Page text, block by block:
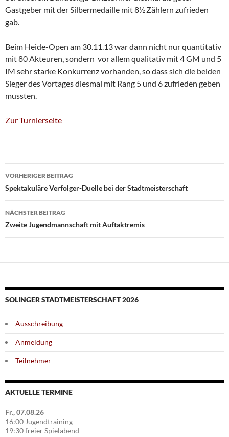
Gastgeber mit der Silbermedaille mit 8½ Zählern zufrieden
gab.
Beim Heide-Open am 30.11.13 war dann nicht nur quantitativ
mit 80 Akteuren, sondern vor allem qualitativ mit 4 GM und 5
IM sehr starke Konkurrenz vorhanden, so dass sich die beiden
Sieger des Vortages diesmal mit Rang 5 und 6 zufrieden geben
mussten.
Zur Turnierseite
Beitragsnavigation
VORHERIGER BEITRAG
Spektakuläre Verfolger-Duelle bei der Stadtmeisterschaft
NÄCHSTER BEITRAG
Zweite Jugendmannschaft mit Auftaktremis
SOLINGER STADTMEISTERSCHAFT 2026
Ausschreibung
Anmeldung
Teilnehmer
AKTUELLE TERMINE
Fr., 07.08.26
16:00 Jugendtraining
19:30 freier Spielabend